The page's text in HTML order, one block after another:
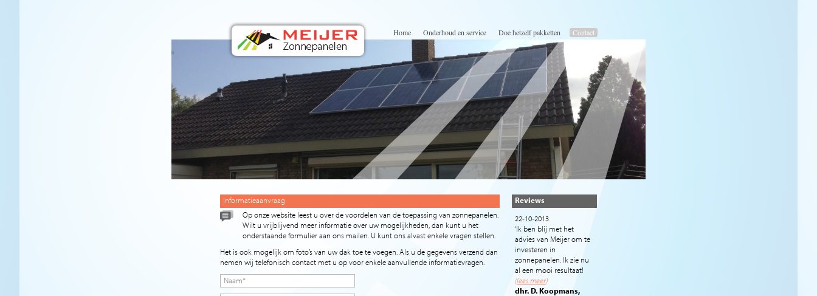
Home Onderhoud en service Doe hetzelf pakketten Contact
Informatieaanvraag
Op onze website leest u over de voordelen van de toepassing van zonnepanelen.
Wilt u vrijblijvend meer informatie over uw mogelijkheden, dan kunt u het
onderstaande formulier aan ons mailen. U kunt ons alvast enkele vragen stellen.
Het is ook mogelijk om foto’s van uw dak toe te voegen. Als u de gegevens verzend dan
nemen wij telefonisch contact met u op voor enkele aanvullende informatievragen.
Reviews
22-10-2013
‘Ik ben blij met het
advies van Meijer om te
investeren in
zonnepanelen. Ik zie nu
al een mooi resultaat!
(lees meer)
dhr. D. Koopmans,